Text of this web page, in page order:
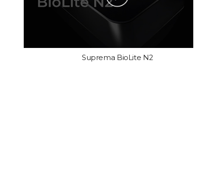
Suprema BioLite N2